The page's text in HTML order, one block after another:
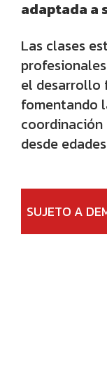
adaptada a
Las clases
el desarrollo
fomentando
desde
SUJETO A